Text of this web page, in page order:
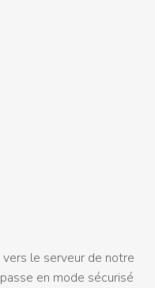
le serveur de notre
en mode sécurisé